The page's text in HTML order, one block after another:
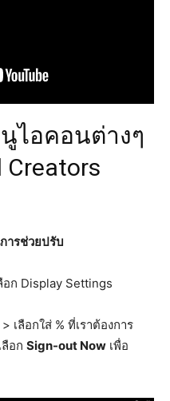
ไอคอนต่างๆ
Creators
ารช่วยปรับ
ก Display Settings
เลือกใส่ % ที่เราต้องการ
อก Sign-out Now เพื่อ